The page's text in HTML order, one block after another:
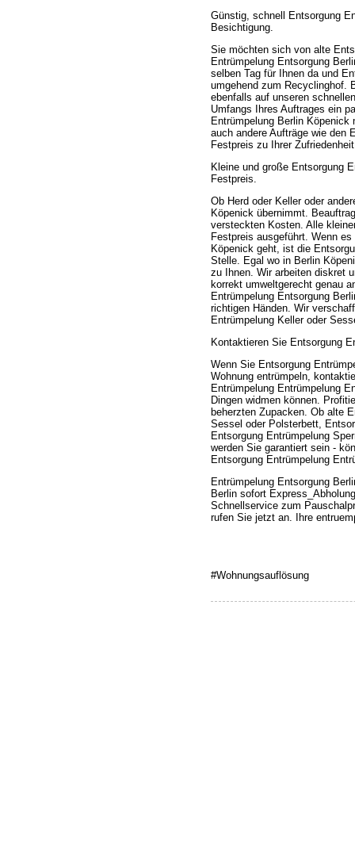
Günstig, schnell Entsorgung
Besichtigung.
Sie möchten sich von alte
Entrümpelung Entsorgung
selben Tag für Ihnen da und
umgehend zum Recyclinghof.
ebenfalls auf unseren
Umfangs Ihres Auftrages ein
Entrümpelung Berlin
auch andere Aufträge wie den
Festpreis zu Ihrer
Kleine und große Entsorgung
Festpreis.
Ob Herd oder Keller oder
Köpenick übernimmt.
versteckten Kosten. Alle
Festpreis ausgeführt. Wenn
Köpenick geht, ist die
Stelle. Egal wo in Berlin
zu Ihnen. Wir arbeiten diskret
korrekt umweltgerecht genau
Entrümpelung Entsorgung
richtigen Händen. Wir
Entrümpelung Keller oder
Kontaktieren Sie Entsorgung
Wenn Sie Entsorgung
Wohnung entrümpeln,
Entrümpelung Entrümpelung
Dingen widmen können.
beherzten Zupacken. Ob alte
Sessel oder Polsterbett,
Entsorgung Entrümpelung
werden Sie garantiert sein -
Entsorgung Entrümpelung
Entrümpelung Entsorgung
Berlin sofort
Schnellservice zum
rufen Sie jetzt an. Ihre
#Wohnungsauflösung